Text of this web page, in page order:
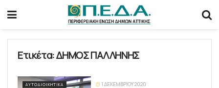
Ετικέτα:ΔΗΜΟΣ ΠΑΛΛΗΝΗΣ
ΑΥΤΟΔΙΟΙΚΗΤΙΚΆ 1 ΔΕΚΕΜΒΡΊΟΥ 2020